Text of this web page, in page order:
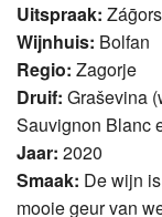
Uitspraak:
Wijnhuis: Bolfan
Regio: Zagorje
Druif: Graševina
Sauvignon Blanc
Jaar: 2020
Smaak: De wijn
mooie geur van